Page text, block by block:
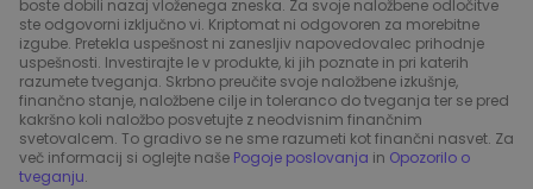
boste dobili nazaj vloženega zneska. Za svoje naložbene odločitve
ste odgovorni izključno vi. Kriptomat ni odgovoren za morebitne
izgube. Pretekla uspešnost ni zanesljiv napovedovalec prihodnje
uspešnosti. Investirajte le v produkte, ki jih poznate in pri katerih
razumete tveganja. Skrbno preučite svoje naložbene izkušnje,
finančno stanje, naložbene cilje in toleranco do tveganja ter se pred
kakršno koli naložbo posvetujte z neodvisnim finančnim
svetovalcem. To gradivo se ne sme razumeti kot finančni nasvet. Za
več informacij si oglejte naše Pogoje poslovanja in Opozorilo o
tveganju.